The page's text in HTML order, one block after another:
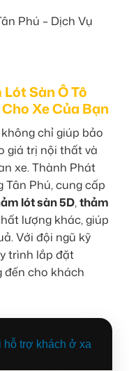
Sàn Ô Tô
Xe Của Bạn
không chỉ giúp bảo
giá trị nội thất và
xe. Thành Phát
Phú, cung cấp
lót sàn 5D,thảm
lượng khác, giúp
Với đội ngũ kỹ
trình lắp đặt
đến cho khách